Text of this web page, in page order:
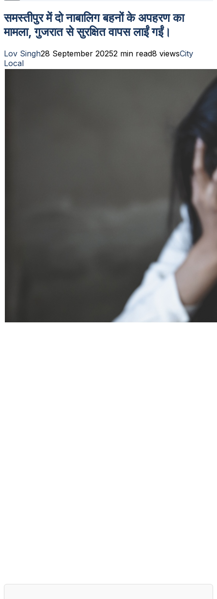
समस्तीपुर में दो नाबालिग बहनों के अपहरण का
मामला, गुजरात से सुरक्षित वापस लाईं गईं।
Lov Singh28 September 20252 min read8 viewsCity
Local